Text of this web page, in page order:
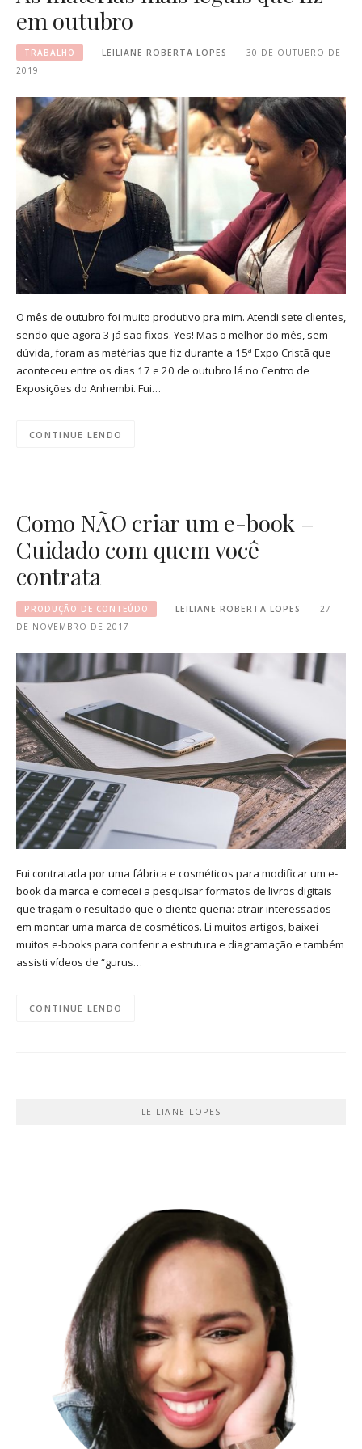
em outubro
TRABALHO LEILIANE ROBERTA LOPES
30 DE OUTUBRO DE
2019
O mês de outubro foi muito produtivo pra mim. Atendi sete clientes,
sendo que agora 3 já são fixos. Yes! Mas o melhor do mês, sem
dúvida, foram as matérias que fiz durante a 15ª Expo Cristã que
aconteceu entre os dias 17 e 20 de outubro lá no Centro de
Exposições do Anhembi. Fui…
CONTINUE LENDO
Como NÃO criar um e-book –
Cuidado com quem você
contrata
PRODUÇÃO DE CONTEÚDO LEILIANE ROBERTA LOPES
27
DE NOVEMBRO DE 2017
Fui contratada por uma fábrica e cosméticos para modificar um e-
book da marca e comecei a pesquisar formatos de livros digitais
que tragam o resultado que o cliente queria: atrair interessados
em montar uma marca de cosméticos. Li muitos artigos, baixei
muitos e-books para conferir a estrutura e diagramação e também
assisti vídeos de “gurus…
CONTINUE LENDO
LEILIANE LOPES